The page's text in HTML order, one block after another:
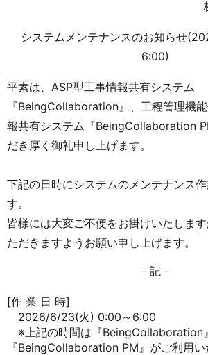
システムメンテナンスのお知らせ
6:00)
平素は、ASP型工事情報共有システム
『BeingCollaboration』、工程管理機
報共有システム『BeingCollaboration
だき厚く御礼申し上げます。
下記の日時にシステムのメンテナンス
す。
皆様には大変ご不便をお掛けいたしま
ただきますようお願い申し上げます。
－記－
[作 業 日 時]
2026/6/23(火) 0:00～6:00
※上記の時間は『BeingCollaboration』
『BeingCollaboration PM』がご利用い